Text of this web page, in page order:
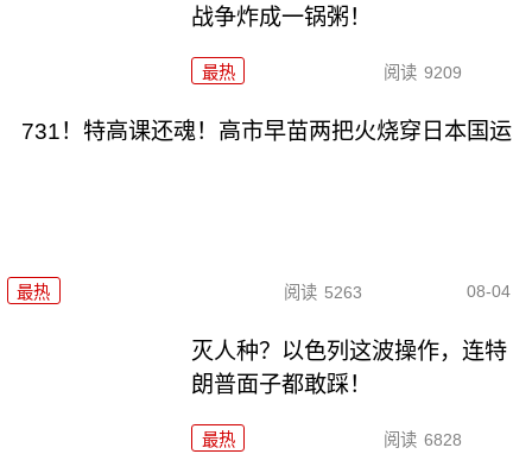
战争炸成一锅粥！
最热 阅读 9209
731！特高课还魂！高市早苗两把火烧穿日本国运
最热 阅读 5263 08-04
灭人种？以色列这波操作，连特
朗普面子都敢踩！
最热 阅读 6828